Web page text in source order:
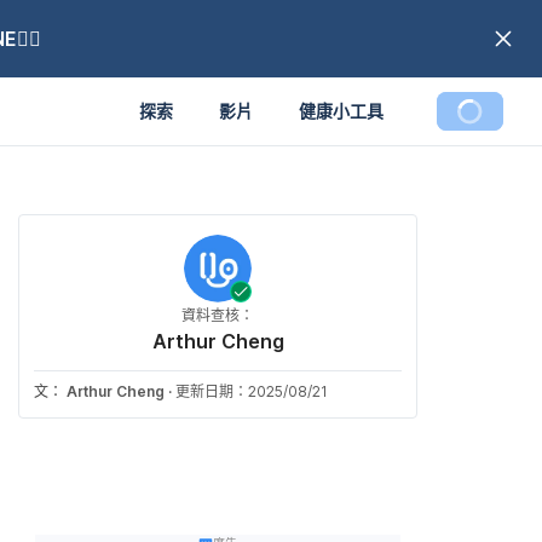
探索 影片 健康小工具
資料查核：
Arthur Cheng
文： Arthur Cheng · 更新日期：2025/08/21